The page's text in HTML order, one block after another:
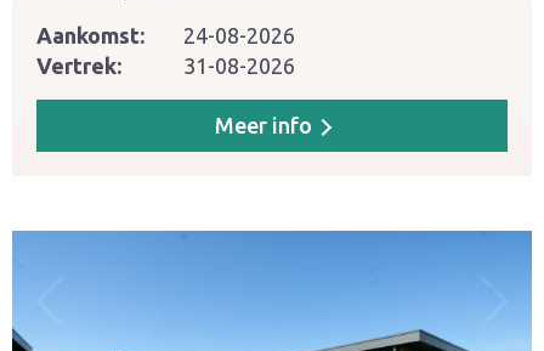
Aankomst:
24-08-2026
Vertrek:
31-08-2026
Meer info